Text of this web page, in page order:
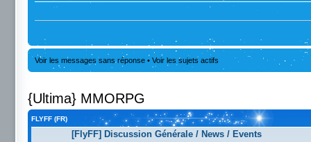
Voir les messages sans réponse • Voir les sujets actifs
{Ultima} MMORPG
FLYFF (FR)
[FlyFF] Discussion Générale / News / Events